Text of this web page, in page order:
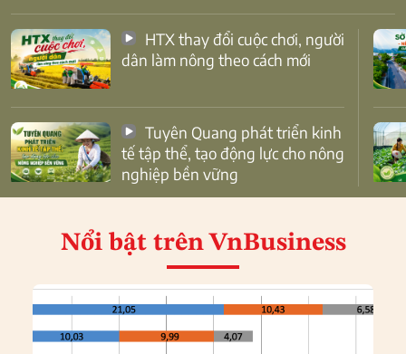
dân làm nông theo cách mới
tế tập thể, tạo động lực cho nông
nghiệp bền vững
Nổi bật trên VnBusiness